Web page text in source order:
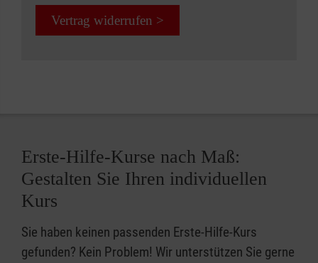
Vertrag widerrufen >
Erste-Hilfe-Kurse nach Maß:
Gestalten Sie Ihren individuellen
Kurs
Sie haben keinen passenden Erste-Hilfe-Kurs
gefunden? Kein Problem! Wir unterstützen Sie gerne